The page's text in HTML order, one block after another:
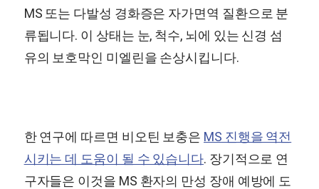
MS 또는 다발성 경화증은 자가면역 질환으로 분
류됩니다. 이 상태는 눈, 척수, 뇌에 있는 신경 섬
유의 보호막인 미엘린을 손상시킵니다.
한 연구에 따르면 비오틴 보충은 MS 진행을 역전
시키는 데 도움이 될 수 있습니다. 장기적으로 연
구자들은 이것을 MS 환자의 만성 장애 예방에 도